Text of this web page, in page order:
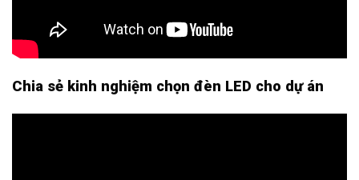
Chia sẻ kinh nghiệm chọn đèn LED cho dự án